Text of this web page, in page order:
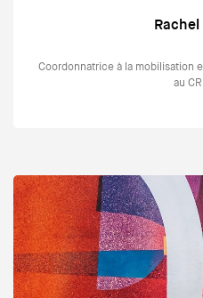
Coordonnatrice à la mobilisation
au